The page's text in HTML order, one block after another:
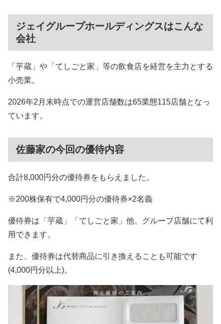
ジェイグループホールディングスはこんな
会社
「芋蔵」や「てしごと家」等の飲食店を経営を主力とする
小売業。
2026年2月末時点での運営店舗数は65業態115店舗となっ
ています。
佐藤家の今回の優待内容
合計8,000円分の優待券をもらえました。
※200株保有で4,000円分の優待券×2名義
優待券は「芋蔵」「てしごと家」他、グループ店舗にて利
用できます。
また、優待券は代替商品に引き換えることも可能です
(4,000円分以上)。